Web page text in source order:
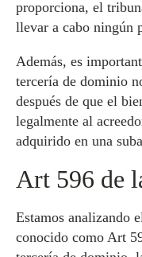
proporciona, el
llevar a cabo ningún
Además, es
tercería de dominio
después de que el
legalmente al
adquirido en una
Art 596 de
Estamos analizando
conocido como Art